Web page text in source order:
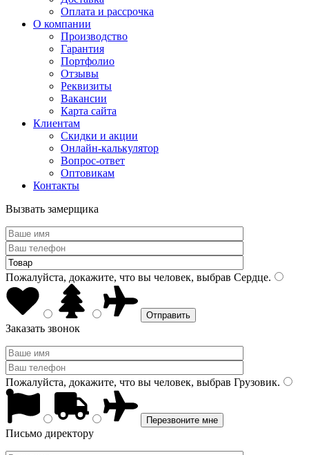
Оплата и рассрочка
О компании
Производство
Гарантия
Портфолио
Отзывы
Реквизиты
Вакансии
Карта сайта
Клиентам
Скидки и акции
Онлайн-калькулятор
Вопрос-ответ
Оптовикам
Контакты
Вызвать замерщика
Пожалуйста, докажите, что вы человек, выбрав Сердце.
Заказать звонок
Пожалуйста, докажите, что вы человек, выбрав Грузовик.
Письмо директору